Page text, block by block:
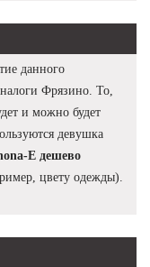
данного
Фрязино. То,
и можно будет
девушка
E дешево
цвету одежды).